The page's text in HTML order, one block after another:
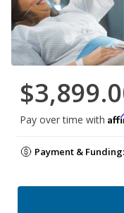
Pay over time with
Payment & Funding: